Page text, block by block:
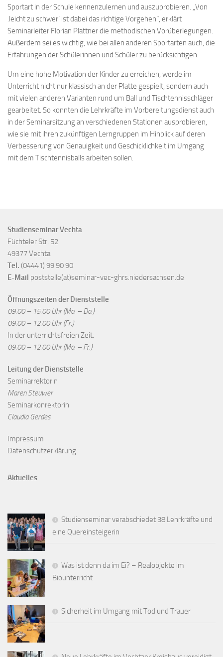
Sportart in der Schule kennenzulernen und auszuprobieren. „Von
‚leicht zu schwer‘ ist dabei das richtige Vorgehen“, erklärt
Seminarleiter Florian Plattner die methodischen Vorüberlegungen.
Außerdem sei es wichtig, wie bei allen anderen Sportarten auch, die
Erfahrungen der Schülerinnen und Schüler zu berücksichtigen.
Um eine hohe Motivation der Kinder zu erreichen, werde im
Unterricht nicht nur klassisch an der Platte gespielt, sondern auch
mit vielen anderen Varianten rund um Ball und Tischtennisschläger
gearbeitet. So konnten die Lehrkräfte im Vorbereitungsdienst auch
in der Seminarsitzung an verschiedenen Stationen ausprobieren,
wie sie mit ihren zukünftigen Lerngruppen im Hinblick auf deren
Verbesserung von Genauigkeit und Geschicklichkeit im Umgang
mit dem Tischtennisballs arbeiten sollen.
Studienseminar Vechta
Füchteler Str. 52
49377 Vechta
Tel. (04441) 99 90 90
E-Mail poststelle(at)seminar-vec-ghrs.niedersachsen.de
Öffnungszeiten der Dienststelle
09.00 – 15.00 Uhr (Mo. – Do.)
09.00 – 12.00 Uhr (Fr.)
In der unterrichtsfreien Zeit:
09.00 – 12.00 Uhr (Mo. – Fr.)
Leitung der Dienststelle
Seminarrektorin
Maren Steuwer
Seminarkonrektorin
Claudia Gerdes
Impressum
Datenschutzerklärung
Aktuelles
Studienseminar verabschiedet 38 Lehrkräfte und
eine Quereinsteigerin
Was ist denn da im Ei? – Realobjekte im
Biounterricht
Sicherheit im Umgang mit Tod und Trauer